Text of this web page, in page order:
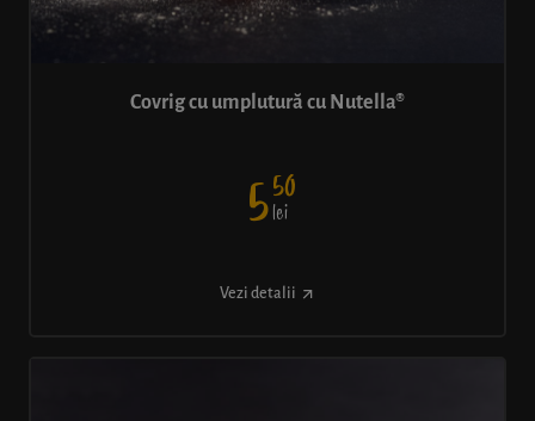
Covrig cu umplutură cu Nutella®
550
lei
Vezi detalii